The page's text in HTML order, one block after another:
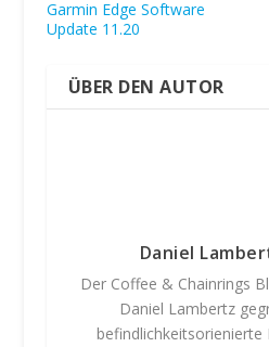
e
r
r
Garmin Edge Software
Update 11.20
ÜBER DEN AUTOR
Daniel
Der Coffee & Chainrings
Daniel Lambertz